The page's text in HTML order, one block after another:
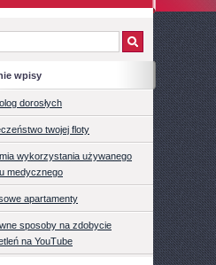
wpisy
dorosłych
twojej floty
wykorzystania używanego
medycznego
apartamenty
sposoby na zdobycie
na YouTube